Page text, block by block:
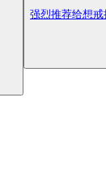
强烈推荐给想